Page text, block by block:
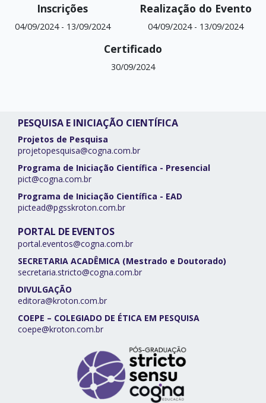
Inscrições
04/09/2024- 13/09/2024
Realização do Evento
04/09/2024- 13/09/2024
Certificado
30/09/2024
PESQUISA E INICIAÇÃO CIENTÍFICA
Projetos de Pesquisa
projetopesquisa@cogna.com.br
Programa de Iniciação Científica - Presencial
pict@cogna.com.br
Programa de Iniciação Científica - EAD
pictead@pgsskroton.com.br
PORTAL DE EVENTOS
portal.eventos@cogna.com.br
SECRETARIA ACADÊMICA (Mestrado e Doutorado)
secretaria.stricto@cogna.com.br
DIVULGAÇÃO
editora@kroton.com.br
COEPE – COLEGIADO DE ÉTICA EM PESQUISA
coepe@kroton.com.br